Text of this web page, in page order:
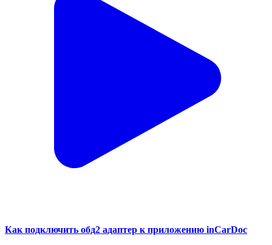
Как подключить обд2 адаптер к приложению inCarDoc